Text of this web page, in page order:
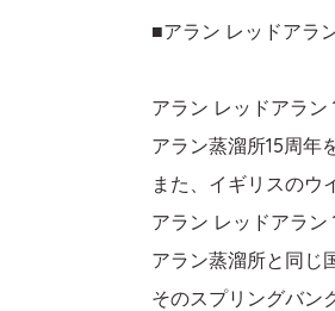
■アラン レッドアラ
アラン レッドアラン
アラン蒸溜所15周年
また、イギリスのウ
アラン レッドアラン
アラン蒸溜所と同じ
そのスプリングバン